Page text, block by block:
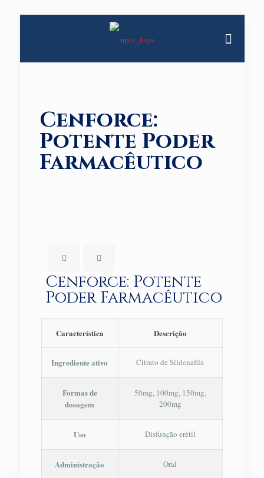
Cenforce:
Potente Poder
Farmacêutico
Cenforce: Potente
Poder Farmacêutico
Característica Descrição
Ingrediente ativo Citrato de Sildenafila
Formas de
dosagem
50mg, 100mg, 150mg,
200mg
Uso Disfunção erétil
Administração Oral